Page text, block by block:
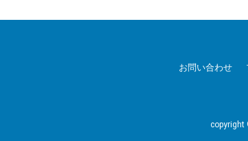
お問い合わせ
copyright